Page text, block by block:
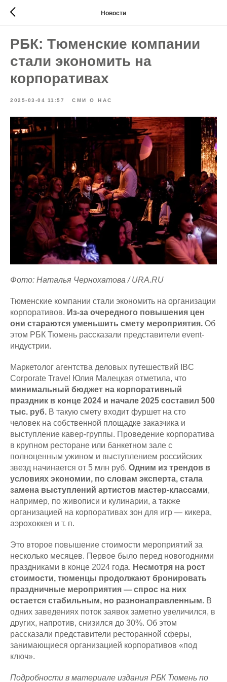
Новости
РБК: Тюменские компании
стали экономить на
корпоративах
2025-03-04 11:57 СМИ О НАС
Фото: Наталья Чернохатова / URA.RU
Тюменские компании стали экономить на организации
корпоративов. Из-за очередного повышения цен
они стараются уменьшить смету мероприятия. Об
этом РБК Тюмень рассказали представители event-
индустрии.
Маркетолог агентства деловых путешествий IBC
Corporate Travel Юлия Малецкая отметила, что
минимальный бюджет на корпоративный
праздник в конце 2024 и начале 2025 составил 500
тыс. руб. В такую смету входит фуршет на сто
человек на собственной площадке заказчика и
выступление кавер-группы. Проведение корпоратива
в крупном ресторане или банкетном зале с
полноценным ужином и выступлением российских
звезд начинается от 5 млн руб. Одним из трендов в
условиях экономии, по словам эксперта, стала
замена выступлений артистов мастер-классами,
например, по живописи и кулинарии, а также
организацией на корпоративах зон для игр — кикера,
аэрохоккея и т. п.
Это второе повышение стоимости мероприятий за
несколько месяцев. Первое было перед новогодними
праздниками в конце 2024 года. Несмотря на рост
стоимости, тюменцы продолжают бронировать
праздничные мероприятия — спрос на них
остается стабильным, но разнонаправленным. В
одних заведениях поток заявок заметно увеличился, в
других, напротив, снизился до 30%. Об этом
рассказали представители ресторанной сферы,
занимающиеся организацией корпоративов «под
ключ».
Подробности в материале издания РБК Тюмень по